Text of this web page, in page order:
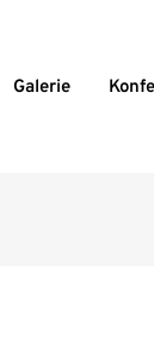
Galerie